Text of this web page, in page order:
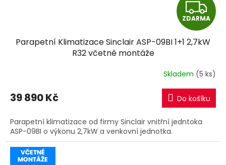
Z
D
A
R
M
A
ZDARMA
Parapetní Klimatizace Sinclair ASP-09BI 1+1 2,7kW
R32 včetně montáže
Skladem (5 ks)
39 890 Kč Do košíku
Parapetní klimatizace od firmy Sinclair vnitřní jedntoka
ASP-09BI o výkonu 2,7kW a venkovní jednotka.